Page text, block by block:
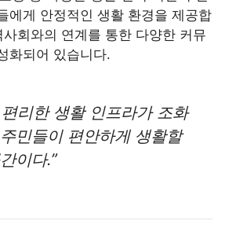
에게 안정적인 생활 환경을 제공합
회와의 연계를 통한 다양한 커뮤
화되어 있습니다.
리한 생활 인프라가 조화
민들이 편안하게 생활할
이다.”